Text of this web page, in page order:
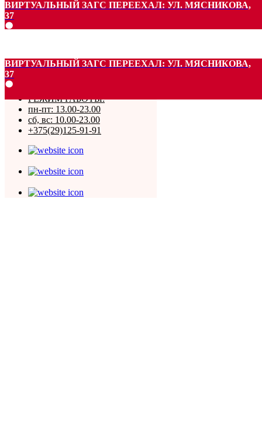
РЕЖИМ РАБОТЫ:
пн-пт: 13.00-23.00
сб, вс: 10.00-23.00
+375(29)125-91-91
ВИРТУАЛЬНЫЙ ЗАГС ПЕРЕЕХАЛ: УЛ. МЯСНИКОВА,
37
ВИРТУАЛЬНЫЙ ЗАГС ПЕРЕЕХАЛ: УЛ. МЯСНИКОВА,
37